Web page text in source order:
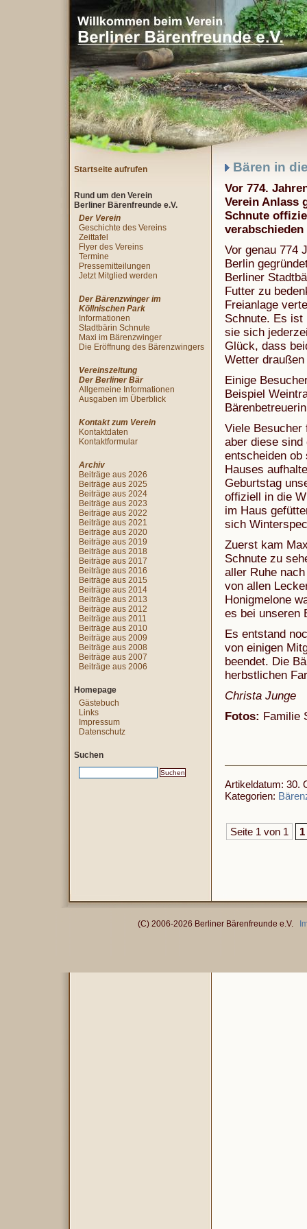
Bären in
Vor 774.
Verein Anlass
Schnute
verabschieden
Vor genau 774
Berlin
Berliner
Futter zu
Freianlage
Schnute. Es ist
sie sich
Glück, dass
Wetter
Einige
Beispiel
Viele Besucher
aber diese sind
entscheiden ob
Hauses
Geburtstag
offiziell in die
im Haus
sich
Zuerst kam
Schnute zu
aller Ruhe
von allen
Honigmelone
es bei unseren
Es entstand
von einigen
beendet. Die
herbstlichen
Christa Junge
Fotos: Familie
Artikeldatum: 30.
Kategorien:
Seite 1 von 1 1
Startseite aufrufen
Rund um den Verein
Berliner Bärenfreunde e.V.
Der Verein
Geschichte des Vereins
Zeittafel
Flyer des Vereins
Termine
Pressemitteilungen
Jetzt Mitglied werden
Der Bärenzwinger im
Köllnischen Park
Informationen
Stadtbärin Schnute
Maxi im Bärenzwinger
Die Eröffnung des Bärenzwingers
Vereinszeitung
Der Berliner Bär
Allgemeine Informationen
Ausgaben im Überblick
Kontakt zum Verein
Kontaktdaten
Kontaktformular
Archiv
Beiträge aus 2026
Beiträge aus 2025
Beiträge aus 2024
Beiträge aus 2023
Beiträge aus 2022
Beiträge aus 2021
Beiträge aus 2020
Beiträge aus 2019
Beiträge aus 2018
Beiträge aus 2017
Beiträge aus 2016
Beiträge aus 2015
Beiträge aus 2014
Beiträge aus 2013
Beiträge aus 2012
Beiträge aus 2011
Beiträge aus 2010
Beiträge aus 2009
Beiträge aus 2008
Beiträge aus 2007
Beiträge aus 2006
Homepage
Gästebuch
Links
Impressum
Datenschutz
Suchen
(C) 2006-2026 Berliner Bärenfreunde e.V.